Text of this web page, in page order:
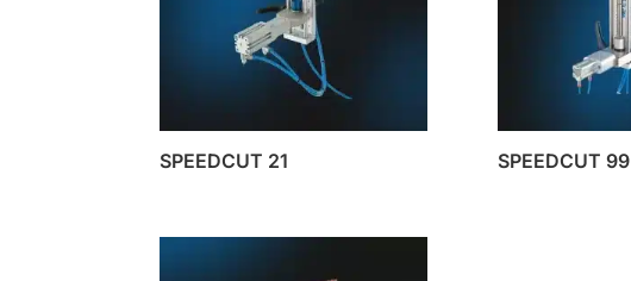
SPEEDCUT 21 SPEEDCUT 99